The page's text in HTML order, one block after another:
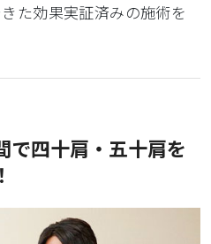
た効果実証済みの施術を
で四十肩・五十肩を